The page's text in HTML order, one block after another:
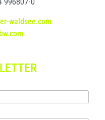
996807-0
waldsee.com